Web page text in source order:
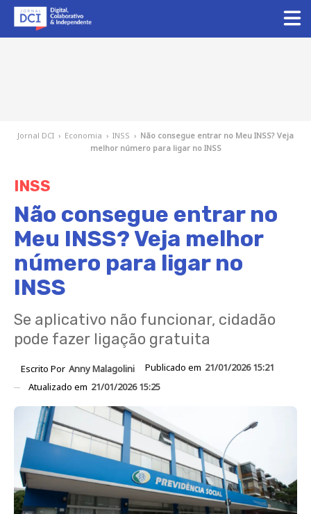
Jornal DCI › Economia › INSS › Não consegue entrar no Meu INSS? Veja
melhor número para ligar no INSS
INSS
Não consegue entrar no
Meu INSS? Veja melhor
número para ligar no
INSS
Se aplicativo não funcionar, cidadão
pode fazer ligação gratuita
Escrito Por Anny Malagolini Publicado em 21/01/2026 15:21
Atualizado em 21/01/2026 15:25